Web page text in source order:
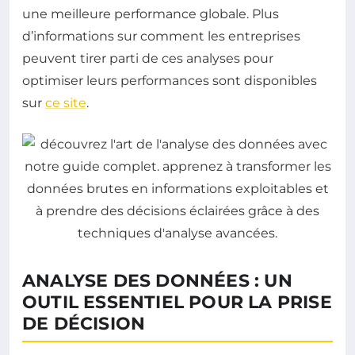
une meilleure performance globale. Plus
d’informations sur comment les entreprises
peuvent tirer parti de ces analyses pour
optimiser leurs performances sont disponibles
sur ce site.
ANALYSE DES DONNÉES : UN
OUTIL ESSENTIEL POUR LA PRISE
DE DÉCISION